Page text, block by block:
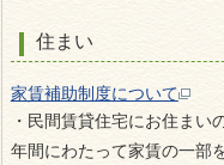
住まい
家賃補助制度について
・ 民間賃貸住宅にお住まい
年間にわたって家賃の一部